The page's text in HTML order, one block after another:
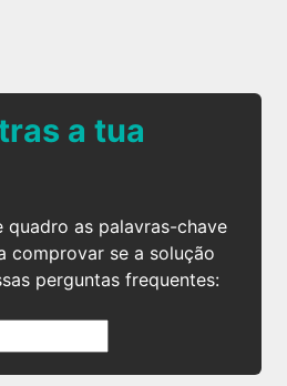
a tua
quadro as palavras-chave
comprovar se a solução
perguntas frequentes: